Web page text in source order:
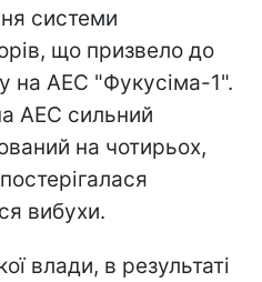
системи
що призвело до
на АЕС "Фукусіма-1".
АЕС сильний
на чотирьох,
вибухи.
влади, в результаті